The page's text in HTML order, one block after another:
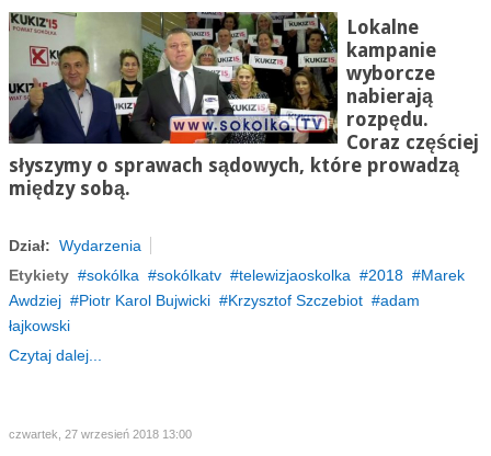
Lokalne
kampanie
wyborcze
nabierają
rozpędu.
Coraz częściej
słyszymy o sprawach sądowych, które prowadzą
między sobą.
Dział: Wydarzenia
Etykiety
sokólka sokólkatv telewizjaoskolka 2018
Marek
Awdziej
Piotr Karol Bujwicki Krzysztof Szczebiot
adam
łajkowski
Czytaj dalej...
czwartek, 27 wrzesień 2018 13:00